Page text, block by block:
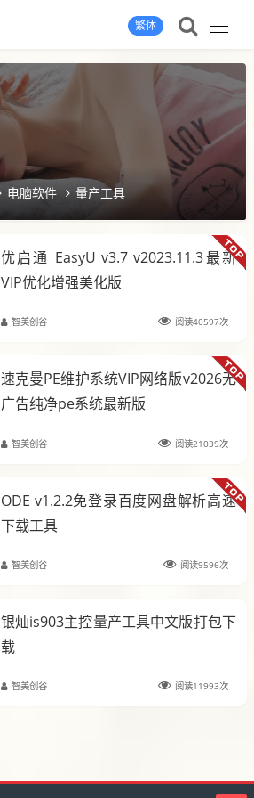
繁体
电脑软件 量产工具
优启通 EasyU v3.7 v2023.11.3最新
VIP优化增强美化版
智美创谷 阅读40597次
速克曼PE维护系统VIP网络版v2026无
广告纯净pe系统最新版
智美创谷 阅读21039次
ODE v1.2.2免登录百度网盘解析高速
下载工具
智美创谷 阅读9596次
银灿is903主控量产工具中文版打包下
载
智美创谷 阅读11993次